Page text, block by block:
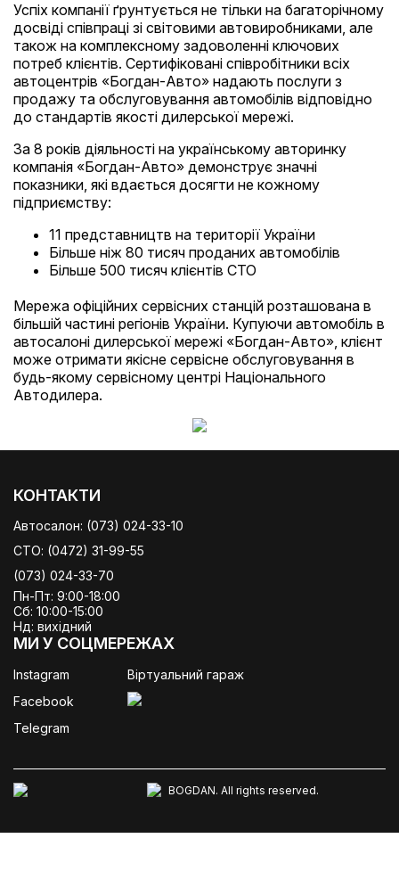
Успіх компанії ґрунтується не тільки на багаторічному
досвіді співпраці зі світовими автовиробниками, але
також на комплексному задоволенні ключових
потреб клієнтів. Сертифіковані співробітники всіх
автоцентрів «Богдан-Авто» надають послуги з
продажу та обcлуговування автомобілів відповідно
до стандартів якості дилерської мережі.
За 8 років діяльності на українському авторинку
компанія «Богдан-Авто» демонструє значні
показники, які вдається досягти не кожному
підприємству:
11 представництв на території України
Більше ніж 80 тисяч проданих автомобілів
Більше 500 тисяч клієнтів СТО
Мережа офіційних сервісних станцій розташована в
більшій частині регіонів України. Купуючи автомобіль в
автосалоні дилерської мережі «Богдан-Авто», клієнт
може отримати якісне сервісне обслуговування в
будь-якому сервісному центрі Національного
Автодилера.
КОНТАКТИ
Автосалон: (073) 024-33-10
СТО: (0472) 31-99-55
(073) 024-33-70
Пн-Пт: 9:00-18:00
Сб: 10:00-15:00
Нд: вихідний
МИ У СОЦМЕРЕЖАХ
Instagram
Facebook
Telegram
Віртуальний гараж
BOGDAN. All rights reserved.